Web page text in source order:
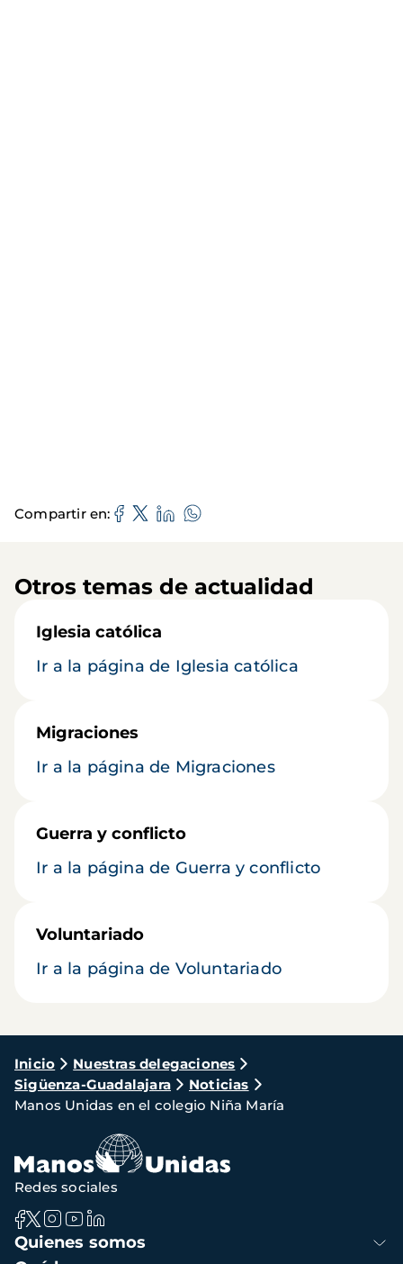
Compartir en
Otros temas de actualidad
Iglesia católica
Ir a la página de Iglesia católica
Migraciones
Ir a la página de Migraciones
Guerra y conflicto
Ir a la página de Guerra y conflicto
Voluntariado
Ir a la página de Voluntariado
Ruta
de
navegación
Inicio
Nuestras delegaciones
Sigüenza-Guadalajara
Noticias
Manos Unidas en el colegio Niña María
Navegación
principal
Quienes somos
Redes sociales